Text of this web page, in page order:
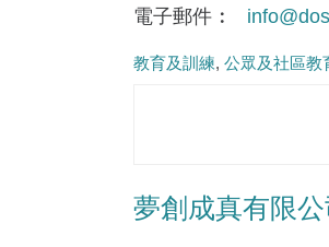
電子郵件
教育及訓練 公眾及社區教
夢創成真有限公